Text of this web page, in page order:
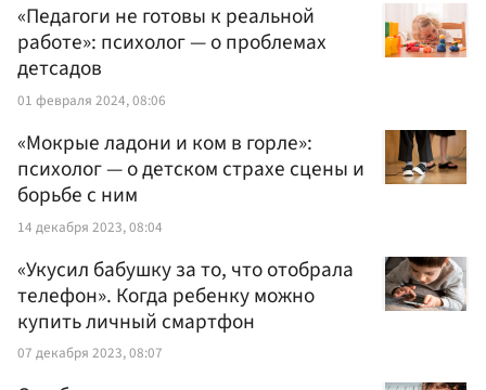
«Педагоги не готовы к реальной
работе»: психолог — о проблемах
детсадов
01 февраля 2024, 08:06
«Мокрые ладони и ком в горле»:
психолог — о детском страхе сцены и
борьбе с ним
14 декабря 2023, 08:04
«Укусил бабушку за то, что отобрала
телефон». Когда ребенку можно
купить личный смартфон
07 декабря 2023, 08:07